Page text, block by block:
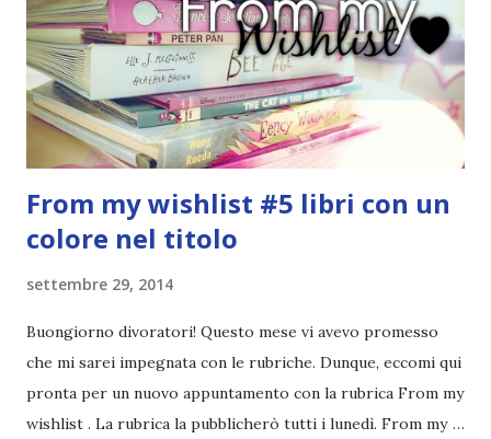
sembrano degli scappati di casa. Ah, poi ci sono le ciocche
ribelli. Che monelli, che trasgry. Oppure tutti i personaggi
dei libri sono dei grandi lettori, fatto sta che io non ho mai
trovato una scena in ...
From my wishlist #5 libri con un
colore nel titolo
settembre 29, 2014
Buongiorno divoratori! Questo mese vi avevo promesso
che mi sarei impegnata con le rubriche. Dunque, eccomi qui
pronta per un nuovo appuntamento con la rubrica From my
wishlist . La rubrica la pubblicherò tutti i lunedì. From my